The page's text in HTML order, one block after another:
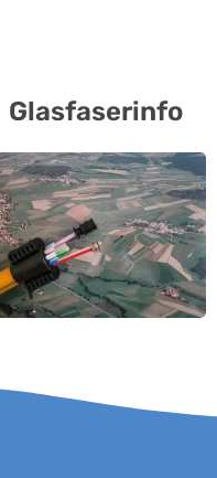
Glasfaserinfo